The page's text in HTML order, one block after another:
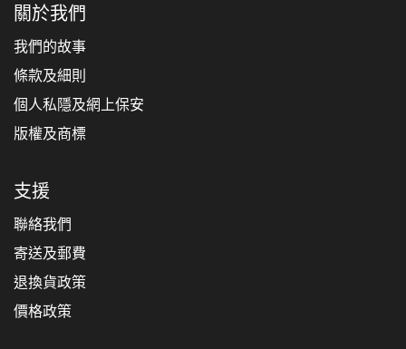
關於我們
我們的故事
條款及細則
個人私隱及網上保安
版權及商標
支援
聯絡我們
寄送及郵費
退換貨政策
價格政策